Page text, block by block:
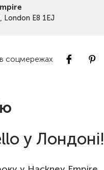
London E8 1EJ
соцмережах
у Лондоні!